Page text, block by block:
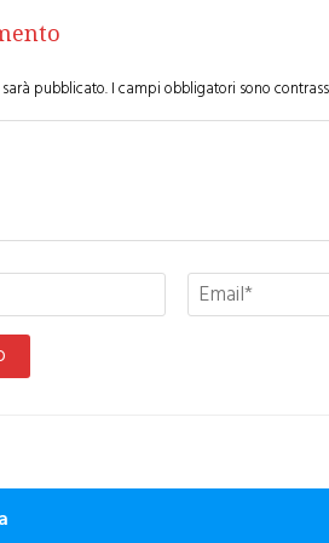
pubblicato.I campi obbligatori sono